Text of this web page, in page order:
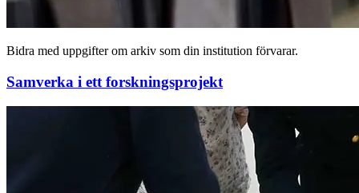
Bidra med uppgifter om arkiv som din institution förvarar.
Samverka i ett forskningsprojekt